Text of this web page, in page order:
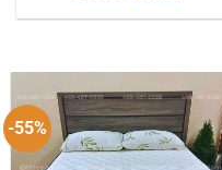
-55%